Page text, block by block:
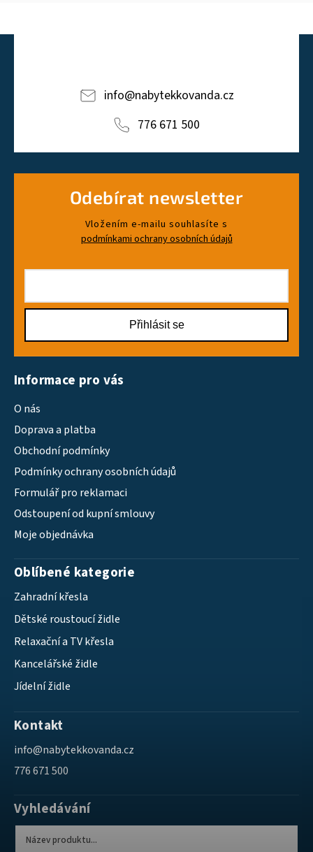
info@nabytekkovanda.cz
776 671 500
Odebírat newsletter
Vložením e-mailu souhlasíte s
podmínkami ochrany osobních údajů
Přihlásit se
Informace pro vás
O nás
Doprava a platba
Obchodní podmínky
Podmínky ochrany osobních údajů
Formulář pro reklamaci
Odstoupení od kupní smlouvy
Moje objednávka
Oblíbené kategorie
Zahradní křesla
Dětské roustoucí židle
Relaxační a TV křesla
Kancelářské židle
Jídelní židle
Kontakt
info@nabytekkovanda.cz
776 671 500
Vyhledávání